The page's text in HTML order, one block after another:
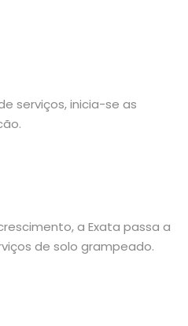
serviços, inicia-se as
a Exata passa a
de solo grampeado.